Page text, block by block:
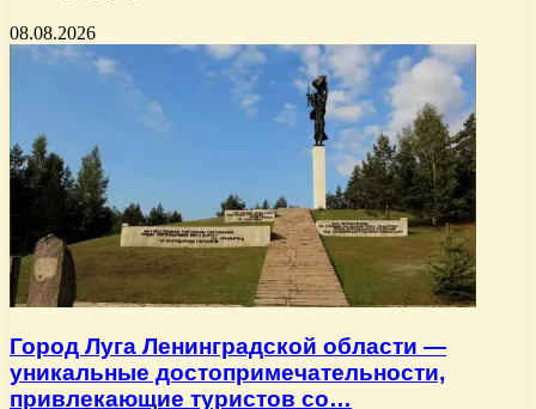
08.08.2026
Город Луга Ленинградской области —
уникальные достопримечательности,
привлекающие туристов со…